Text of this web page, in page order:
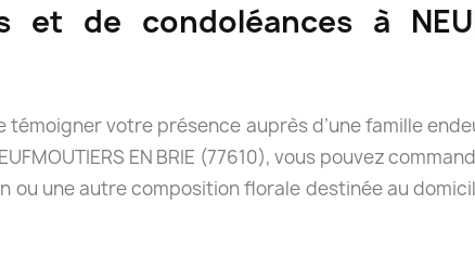
et de condoléances à
votre présence auprès d’une famille
EN BRIE (77610), vous pouvez
ou une autre composition florale destinée au